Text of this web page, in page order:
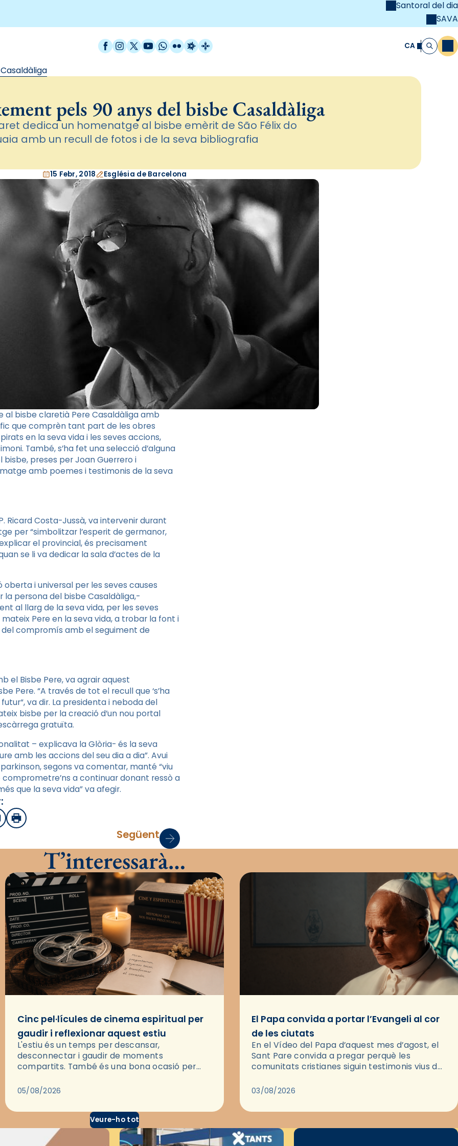
Santoral del dia
SAVA
Facebook
Instagram
X / Twitter
YouTube
WhatsApp
FlickrRadio Estel
Catalunya Cristiana CA Cerca
pels 90 anys del bisbe Casaldàliga
dedica un homenatge al bisbe emèrit de São Félix do
amb un recull de fotos i de la seva bibliografia
15 Febr, 2018 Església de Barcelona
bisbe claretià Pere Casaldàliga amb
que comprèn tant part de les obres
en la seva vida i les seves accions,
També, s’ha fet una selecció d’alguna
preses per Joan Guerrero i
amb poemes i testimonis de la seva
Ricard Costa-Jussà, va intervenir durant
per “simbolitzar l’esperit de germanor,
el provincial, és precisament
se li va dedicar la sala d’actes de la
i universal per les seves causes
la persona del bisbe Casaldàliga,-
al llarg de la seva vida, per les seves
Pere en la seva vida, a trobar la font i
compromís amb el seguiment de
el Bisbe Pere, va agrair aquest
Pere. “A través de tot el recull que ‘s’ha
futur“, va dir. La presidenta i neboda del
bisbe per la creació d’un nou portal
gratuïta.
– explicava la Glòria- és la seva
amb les accions del seu dia a dia”. Avui
segons va comentar, manté “viu
a continuar donant ressò a
que la seva vida” va afegir.
Imprimir
Següent
T’interessarà…
Cinc pel·lícules de cinema espiritual per
gaudir i reflexionar aquest estiu
L'estiu és un temps per descansar,
desconnectar i gaudir de moments
compartits. També és una bona ocasió per
través del cinema, reflexionar sobre les…
05/08/2026
El Papa convida a portar l’Evangeli al cor
de les ciutats
En el Vídeo del Papa d’aquest mes d’agost, el
Sant Pare convida a pregar perquè les
comunitats cristianes siguin testimonis vius de
pregària, el…
03/08/2026
Veure-ho tot